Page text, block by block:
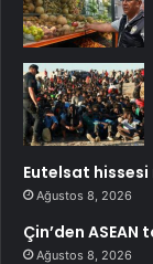
Eutelsat
Ağustos 8, 2026
Çin’den
Ağustos 8, 2026